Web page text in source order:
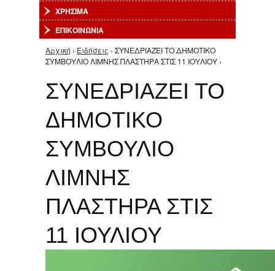
ΧΡΗΣΙΜΑ
ΕΠΙΚΟΙΝΩΝΙΑ
Είστε εδώ
Αρχική › Ειδήσεις › ΣΥΝΕΔΡΙΑΖΕΙ ΤΟ ΔΗΜΟΤΙΚΟ
ΣΥΜΒΟΥΛΙΟ ΛΙΜΝΗΣ ΠΛΑΣΤΗΡΑ ΣΤΙΣ 11 ΙΟΥΛΙΟΥ ›
ΣΥΝΕΔΡΙΑΖΕΙ ΤΟ
ΔΗΜΟΤΙΚΟ
ΣΥΜΒΟΥΛΙΟ
ΛΙΜΝΗΣ
ΠΛΑΣΤΗΡΑ ΣΤΙΣ
11 ΙΟΥΛΙΟΥ